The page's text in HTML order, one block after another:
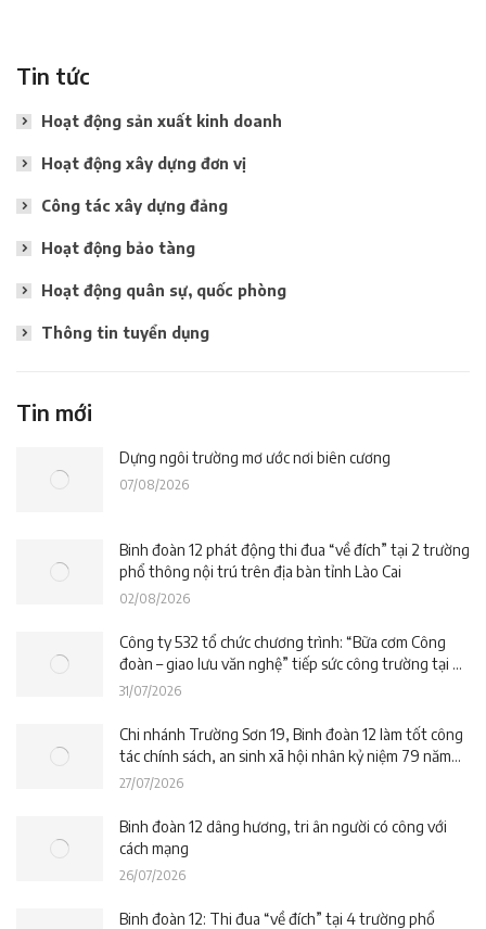
Tin tức
Hoạt động sản xuất kinh doanh
Hoạt động xây dựng đơn vị
Công tác xây dựng đảng
Hoạt động bảo tàng
Hoạt động quân sự, quốc phòng
Thông tin tuyển dụng
Tin mới
Dựng ngôi trường mơ ước nơi biên cương
07/08/2026
Binh đoàn 12 phát động thi đua “về đích” tại 2 trường
phổ thông nội trú trên địa bàn tỉnh Lào Cai
02/08/2026
Công ty 532 tổ chức chương trình: “Bữa cơm Công
đoàn – giao lưu văn nghệ” tiếp sức công trường tại dự
án Trường phổ thông nội trú liên cấp La Êê (TP. Đà
31/07/2026
Chi nhánh Trường Sơn 19, Binh đoàn 12 làm tốt công
tác chính sách, an sinh xã hội nhân kỷ niệm 79 năm
Ngày Thương binh – Liệt sĩ
27/07/2026
Binh đoàn 12 dâng hương, tri ân người có công với
cách mạng
26/07/2026
Binh đoàn 12: Thi đua “về đích” tại 4 trường phổ